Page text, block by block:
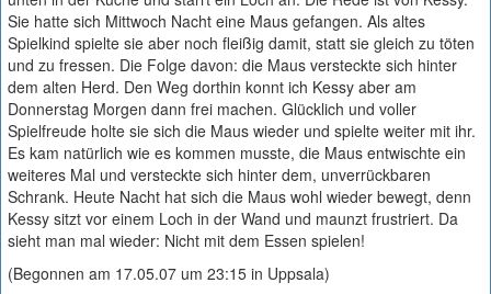
Sie hatte sich Mittwoch Nacht eine Maus gefangen. Als altes
Spielkind spielte sie aber noch fleißig damit, statt sie gleich zu töten
und zu fressen. Die Folge davon: die Maus versteckte sich hinter
dem alten Herd. Den Weg dorthin konnt ich Kessy aber am
Donnerstag Morgen dann frei machen. Glücklich und voller
Spielfreude holte sie sich die Maus wieder und spielte weiter mit ihr.
Es kam natürlich wie es kommen musste, die Maus entwischte ein
weiteres Mal und versteckte sich hinter dem, unverrückbaren
Schrank. Heute Nacht hat sich die Maus wohl wieder bewegt, denn
Kessy sitzt vor einem Loch in der Wand und maunzt frustriert. Da
sieht man mal wieder: Nicht mit dem Essen spielen!
(Begonnen am 17.05.07 um 23:15 in Uppsala)